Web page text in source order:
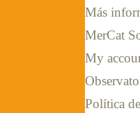
Más
MerCat
My
Política